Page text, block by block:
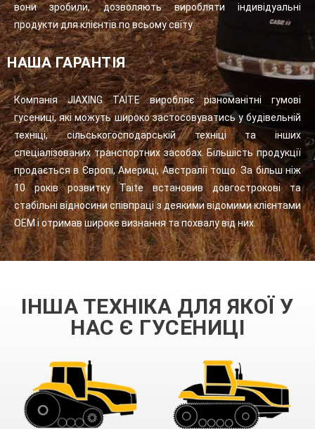
вони зробили, дозволяють виробляти індивідуальні
продукти для клієнтів по всьому світу.
НАША ГАРАНТІЯ
Компанія JIAXING TAITE виробляє різноманітні гумові
гусениці, які можуть широко застосовуватись у будівельній
техніці, сільськогосподарській техніці та інших
спеціалізованих транспортних засобах. Більшість продукції
продається в Європі, Америці, Австралії тощо. За більш ніж
10 років розвитку Taite встановив довгострокові та
стабільні відносини співпраці з деякими відомими клієнтами
OEM і отримав широке визнання та похвалу від них.
ІНША ТЕХНІКА ДЛЯ ЯКОЇ У
НАС Є ГУСЕНИЦІ